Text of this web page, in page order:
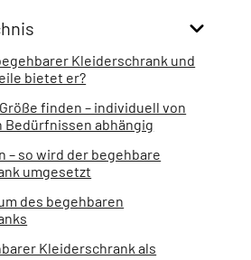
Kleiderschrank und
bietet er?
finden – individuell von
Bedürfnissen abhängig
– so wird der begehbare
umgesetzt
des begehbaren
Kleiderschrank als